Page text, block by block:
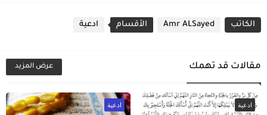
الكاتب Amr ALSayed الأقسام ادعية
مقالات قد تهمك عرض المزيد
ادعية ادعية